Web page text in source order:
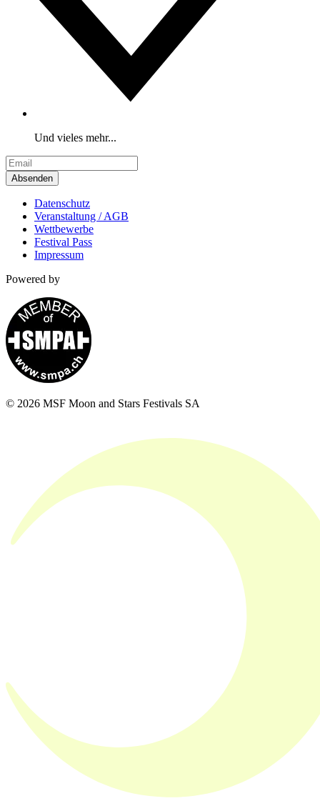
Und vieles mehr...
Absenden
Datenschutz
Veranstaltung / AGB
Wettbewerbe
Festival Pass
Impressum
Powered by
© 2026 MSF Moon and Stars Festivals SA